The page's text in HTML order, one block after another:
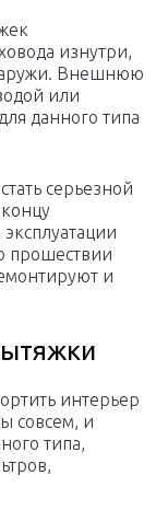
изнутри,
Внешнюю
или
данного типа
серьезной
прошествии
и
интерьер
совсем, и
типа,